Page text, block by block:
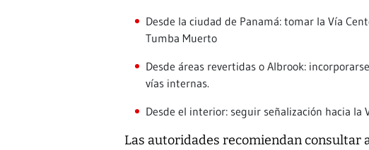
Desde la ciudad de Panamá: tomar la Vía
Tumba Muerto
Desde áreas revertidas o Albrook:
vías internas.
Desde el interior: seguir señalización hacia
Las autoridades recomiendan consultar